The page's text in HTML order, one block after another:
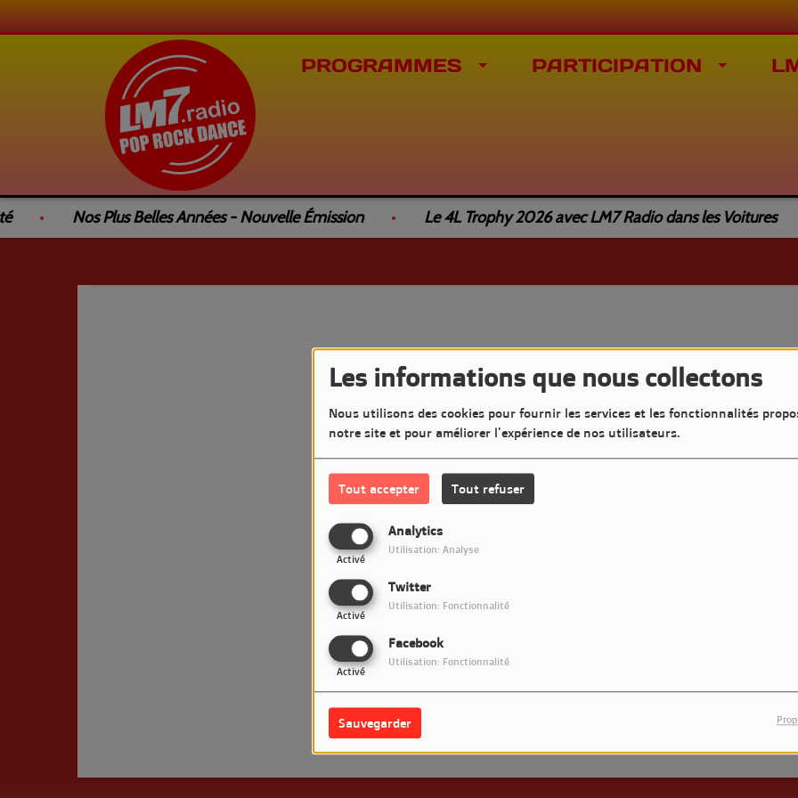
Les informations que nous collectons
Nous utilisons des cookies pour fournir les services et les fonctionnalités
notre site et pour améliorer l'expérience de nos utilisateurs.
Tout accepter Tout refuser
Analytics
Activé
Utilisation: Analyse
Twitter
Activé
Utilisation: Fonctionnalité
Facebook
Activé
Utilisation: Fonctionnalité
Sauvegarder
PROGRAMMES PARTICIPATION
Nos Plus Belles Années - Nouvelle Émission Le 4L Trophy 2026 avec LM7 Radio dans les Voitures
Oups, vous avez rencontré une
Il semble que la page que vous recherchez n’existe plus.